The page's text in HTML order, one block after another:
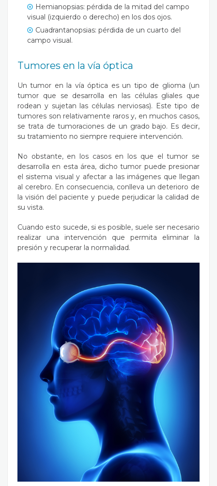
Hemianopsias: pérdida de la mitad del campo
visual (izquierdo o derecho) en los dos ojos.
Cuadrantanopsias: pérdida de un cuarto del
campo visual.
Tumores en la vía óptica
Un tumor en la vía óptica es un tipo de glioma (un
tumor que se desarrolla en las células gliales que
rodean y sujetan las células nerviosas). Este tipo de
tumores son relativamente raros y, en muchos casos,
se trata de tumoraciones de un grado bajo. Es decir,
su tratamiento no siempre requiere intervención.
No obstante, en los casos en los que el tumor se
desarrolla en esta área, dicho tumor puede presionar
el sistema visual y afectar a las imágenes que llegan
al cerebro. En consecuencia, conlleva un deterioro de
la visión del paciente y puede perjudicar la calidad de
su vista.
Cuando esto sucede, si es posible, suele ser necesario
realizar una intervención que permita eliminar la
presión y recuperar la normalidad.